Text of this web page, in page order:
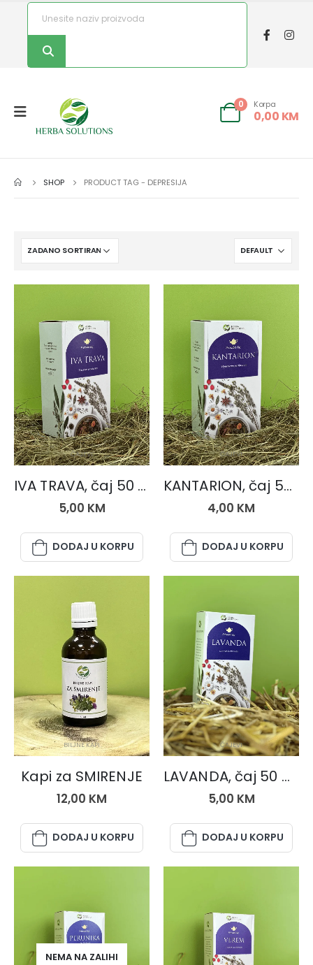
0 Korpa
0,00 KM
SHOP PRODUCT TAG - DEPRESIJA
ČAJEVI
IVA TRAVA, čaj 50 gr.
5,00 KM
DODAJ U KORPU
ČAJEVI
KANTARION, čaj 50 gr.
4,00 KM
DODAJ U KORPU
BILJNE KAPI
Kapi za SMIRENJE
12,00 KM
DODAJ U KORPU
ČAJEVI
LAVANDA, čaj 50 gr.
5,00 KM
DODAJ U KORPU
NEMA NA ZALIHI